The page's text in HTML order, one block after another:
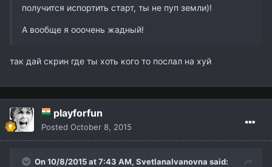
получится испортить старт, ты не пуп земли)!
А вообще я ооочень жадный!
так дай скрин где ты хоть кого то послал на хуй
playforfun
Posted October 8, 2015
On 10/8/2015 at 7:43 AM, SvetlanaIvanovna said: